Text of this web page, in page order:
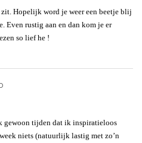
Hopelijk word je weer een beetje blij
Even rustig aan en dan kom je er
so lief he !
gewoon tijden dat ik inspiratieloos
niets (natuurlijk lastig met zo’n